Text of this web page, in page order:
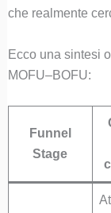
che realmente
Ecco una sintesi
MOFU–BOFU:
Funnel
Stage